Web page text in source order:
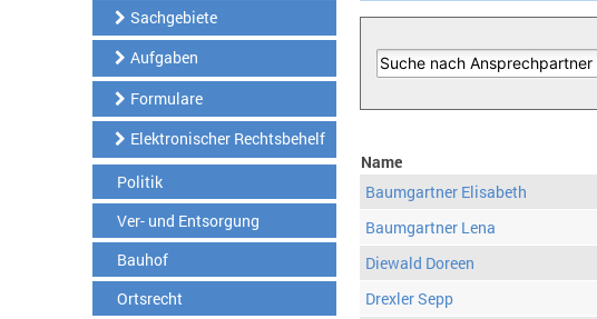
Sachgebiete
Aufgaben
Formulare
Elektronischer Rechtsbehelf
Politik
Ver- und Entsorgung
Bauhof
Ortsrecht
Name
Baumgartner Elisabeth
Baumgartner Lena
Diewald Doreen
Drexler Sepp